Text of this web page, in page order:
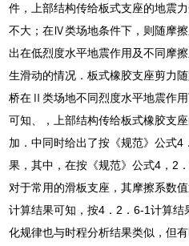
件，上部结构传给板式支座的地震
不大；在Ⅳ类场地条件下，则随摩
出在低烈度水平地震作用及不同摩
生滑动的情况．板式橡胶支座剪力
桥在Ⅱ类场地不同烈度水平地震作
可知、，上部结构传给板式橡胶支
加．中同时给出了按《规范》公式
果，其中，在按《规范》公式4，2
对于常用的滑板支座，其摩擦系数
计算结果可知，按4．2．6-1计算
化规律也与时程分析结果类似，但